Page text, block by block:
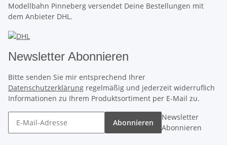
Modellbahn Pinneberg versendet Deine Bestellungen mit
dem Anbieter DHL.
Newsletter Abonnieren
Bitte senden Sie mir entsprechend Ihrer
Datenschutzerklärung regelmäßig und jederzeit widerruflich
Informationen zu Ihrem Produktsortiment per E-Mail zu.
Abonnieren
Newsletter
Abonnieren